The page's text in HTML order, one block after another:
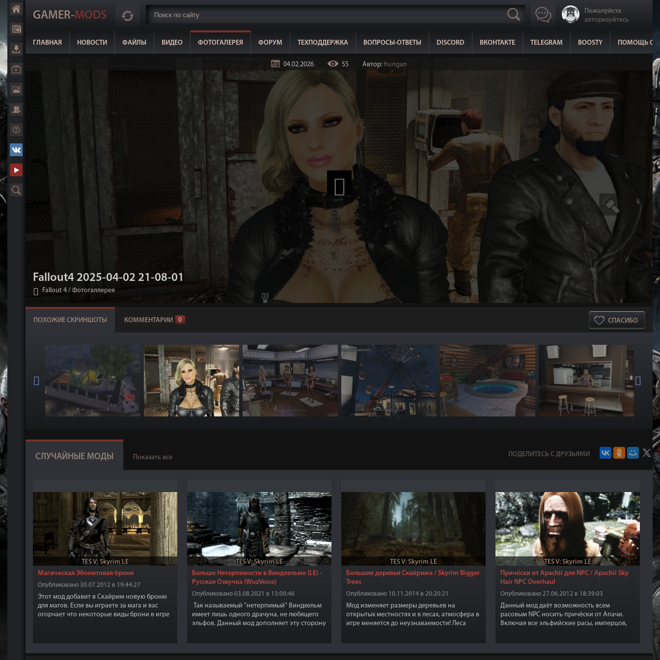
GAMER-MODS
Пожалуйста
авторизуйтесь
ГЛАВНАЯ НОВОСТИ ФАЙЛЫ ВИДЕО ФОТОГАЛЕРЕЯ ФОРУМ ТЕХПОДДЕРЖКА ВОПРОСЫ-ОТВЕТЫ DISCORD ВКОНТАКТЕ TELEGRAM BOOSTY ПОМОЩЬ
04.02.2026 55 Автор: hungan
Fallout4 2025-04-02 21-08-01
Fallout 4 / Фотогаллерея
СПАСИБО
ПОХОЖИЕ СКРИНШОТЫ КОММЕНТАРИИ 0
СЛУЧАЙНЫЕ МОДЫ Показать все ПОДЕЛИТЕСЬ С ДРУЗЬЯМИ
TES V: Skyrim LE
Магическая Эбонитовая броня
Опубликовано 30.07.2012 в 19:44:27
Этот мод добавит в Скайрим новую броню
для магов. Если вы играете за мага и вас
огорчает что некоторые виды брони в игре
TES V: Skyrim LE
Больше Нетерпимости в Виндхельме (LE) -
Русская Озвучка (WuzVoice)
Опубликовано 03.08.2021 в 13:00:46
Так называемый "нетерпимый" Виндхельм
имеет лишь одного драчуна, не любящего
эльфов. Данный мод дополняет эту сторону
TES V: Skyrim LE
Большие деревья Скайрима / Skyrim Bigger
Trees
Опубликовано 10.11.2014 в 20:20:21
Мод изменяет размеры деревьев на
открытых местностях и в лесах, атмосфера в
игре меняется до неузнаваемости! Леса
TES V: Skyrim LE
Причёски от Аpachii для NPC / Apachii Sky
Hair NPC Overhaul
Опубликовано 27.06.2012 в 18:39:03
Данный мод даёт возможность всем
расовым NPC носить причёски от Апачи.
Включая все эльфийские расы, имперцов,